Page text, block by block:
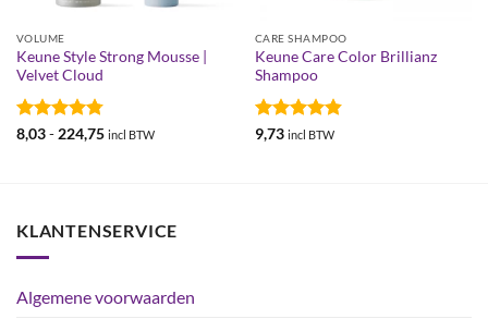
VOLUME
Keune Style Strong Mousse |
Velvet Cloud
Gewaardeerd
8,03 - 224,75Prijsklasse:
incl BTW
CARE SHAMPOO
Keune Care Color Brillianz
Shampoo
Gewaardeerd
9,73 incl BTW
KLANTENSERVICE
Algemene voorwaarden